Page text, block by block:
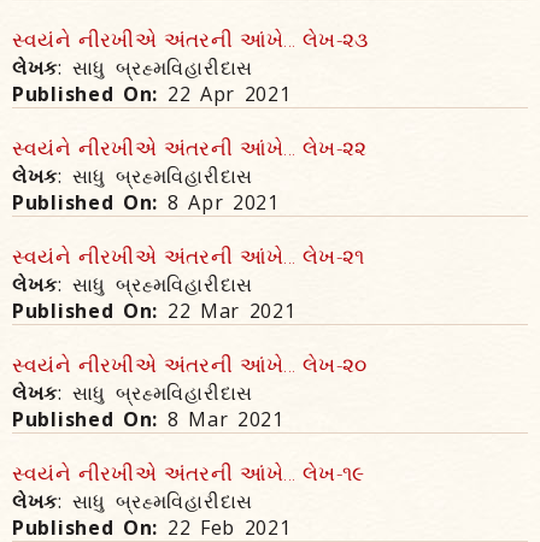
સ્વયંને નીરખીએ અંતરની આંખે... લેખ-૨૩
લેખક: સાધુ બ્રહ્મવિહારીદાસ
Published On: 22 Apr 2021
સ્વયંને નીરખીએ અંતરની આંખે... લેખ-૨૨
લેખક: સાધુ બ્રહ્મવિહારીદાસ
Published On: 8 Apr 2021
સ્વયંને નીરખીએ અંતરની આંખે... લેખ-૨૧
લેખક: સાધુ બ્રહ્મવિહારીદાસ
Published On: 22 Mar 2021
સ્વયંને નીરખીએ અંતરની આંખે... લેખ-૨૦
લેખક: સાધુ બ્રહ્મવિહારીદાસ
Published On: 8 Mar 2021
સ્વયંને નીરખીએ અંતરની આંખે... લેખ-૧૯
લેખક: સાધુ બ્રહ્મવિહારીદાસ
Published On: 22 Feb 2021